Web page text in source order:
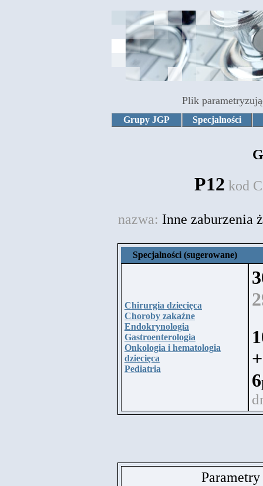
Plik
Grupy JGP Specjalności
P12 kod
nazwa: Inne zaburzenia
Specjalności (sugerowane)
Chirurgia dziecięca
Choroby zakaźne
Endokrynologia
Gastroenterologia
Onkologia i hematologia
dziecięca
Pediatria
6